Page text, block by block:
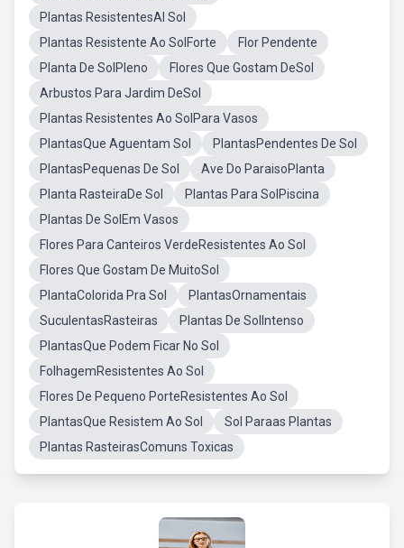
Plantas ResistentesAl Sol
Plantas Resistente Ao SolForte
Flor Pendente
Planta De SolPleno
Flores Que Gostam DeSol
Arbustos Para Jardim DeSol
Plantas Resistentes Ao SolPara Vasos
PlantasQue Aguentam Sol
PlantasPendentes De Sol
PlantasPequenas De Sol
Ave Do ParaisoPlanta
Planta RasteiraDe Sol
Plantas Para SolPiscina
Plantas De SolEm Vasos
Flores Para Canteiros VerdeResistentes Ao Sol
Flores Que Gostam De MuitoSol
PlantaColorida Pra Sol
PlantasOrnamentais
SuculentasRasteiras
Plantas De SolIntenso
PlantasQue Podem Ficar No Sol
FolhagemResistentes Ao Sol
Flores De Pequeno PorteResistentes Ao Sol
PlantasQue Resistem Ao Sol
Sol Paraas Plantas
Plantas RasteirasComuns Toxicas